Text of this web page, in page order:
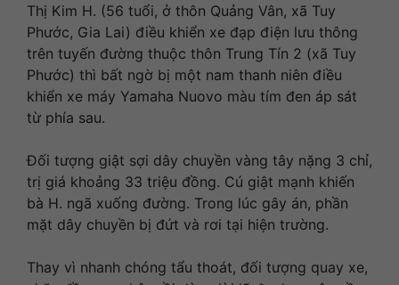
Thị Kim H. (56 tuổi, ở thôn Quảng Vân, xã Tuy
Phước, Gia Lai) điều khiển xe đạp điện lưu thông
trên tuyến đường thuộc thôn Trung Tín 2 (xã Tuy
Phước) thì bất ngờ bị một nam thanh niên điều
khiển xe máy Yamaha Nuovo màu tím đen áp sát
từ phía sau.
Đối tượng giật sợi dây chuyền vàng tây nặng 3 chỉ,
trị giá khoảng 33 triệu đồng. Cú giật mạnh khiến
bà H. ngã xuống đường. Trong lúc gây án, phần
mặt dây chuyền bị đứt và rơi tại hiện trường.
Thay vì nhanh chóng tẩu thoát, đối tượng quay xe,